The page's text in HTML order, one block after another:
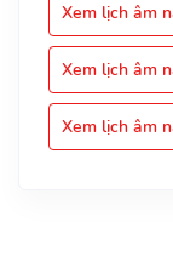
Xem lịch âm
Xem lịch âm
Xem lịch âm